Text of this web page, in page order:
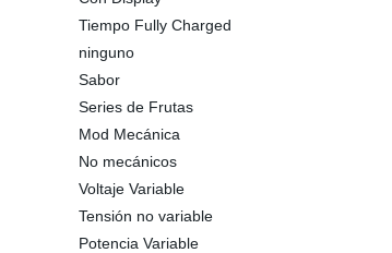
Tiempo Fully Charged
ninguno
Sabor
Series de Frutas
Mod Mecánica
No mecánicos
Voltaje Variable
Tensión no variable
Potencia Variable